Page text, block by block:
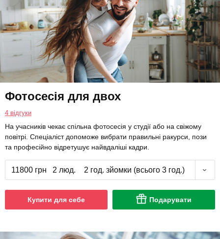
Фотосесія для двох
4 відгуки
На учасників чекає спільна фотосесія у студії або на свіжому
повітрі. Спеціаліст допоможе вибрати правильні ракурси, пози
та професійно відретушує найвдаліші кадри.
11800 грн 2 люд. 2 год. зйомки (всього 3 год.)
Купити для себе Подарувати